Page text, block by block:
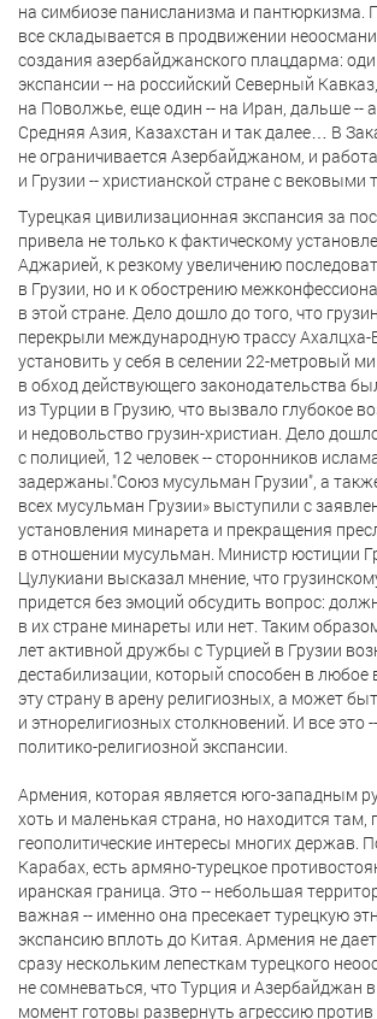
на симбиозе панисланизма и пантюркизма.
все складывается в продвижении
создания азербайджанского плацдарма:
экспансии -- на российский Северный
на Поволжье, еще один -- на Иран, дальше --
Средняя Азия, Казахстан и так далее… В
не ограничивается Азербайджаном, и
и Грузии -- христианской стране с вековыми
Турецкая цивилизационная экспансия за
привела не только к фактическому
Аджарией, к резкому увеличению
в Грузии, но и к обострению
в этой стране. Дело дошло до того, что
перекрыли международную трассу Ахалцха-
установить у себя в селении 22-метровый
в обход действующего законодательства
из Турции в Грузию, что вызвало глубокое
и недовольство грузин-христиан. Дело
с полицией, 12 человек -- сторонников
задержаны."Союз мусульман Грузии", а
всех мусульман Грузии» выступили с
установления минарета и прекращения
в отношении мусульман. Министр юстиции
Цулукиани высказал мнение, что
придется без эмоций обсудить вопрос:
в их стране минареты или нет. Таким
лет активной дружбы с Турцией в Грузии
дестабилизации, который способен в любое
эту страну в арену религиозных, а может
и этнорелигиозных столкновений. И все это
политико-религиозной экспансии.
Армения, которая является юго-западным
хоть и маленькая страна, но находится там,
геополитические интересы многих держав.
Карабах, есть армяно-турецкое
иранская граница. Это -- небольшая
важная -- именно она пресекает турецкую
экспансию вплоть до Китая. Армения не
сразу нескольким лепесткам турецкого
не сомневаться, что Турция и Азербайджан
момент готовы развернуть агрессию